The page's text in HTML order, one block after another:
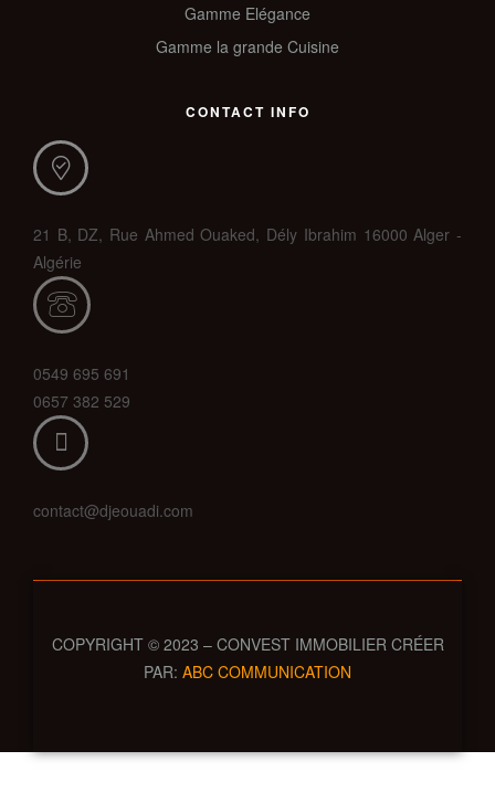
Gamme Elégance
Gamme la grande Cuisine
CONTACT INFO
21 B, DZ, Rue Ahmed Ouaked, Dély Ibrahim 16000 Alger -
Algérie
0549 695 691
0657 382 529
contact@djeouadi.com
COPYRIGHT © 2023 – CONVEST IMMOBILIER CRÉER
PAR: ABC COMMUNICATION